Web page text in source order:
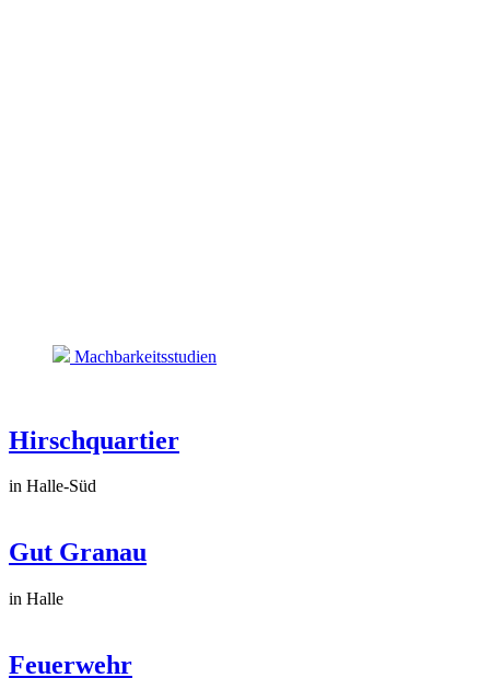
Machbarkeitsstudien
Hirschquartier
in Halle-Süd
Gut Granau
in Halle
Feuerwehr